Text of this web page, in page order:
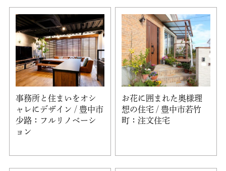
事務所と住まいをオシ
ャレにデザイン / 豊中市
少路：フルリノベーシ
ョン
お花に囲まれた奥様理
想の住宅 / 豊中市若竹
町：注文住宅